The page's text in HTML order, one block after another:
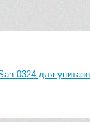
0324 для